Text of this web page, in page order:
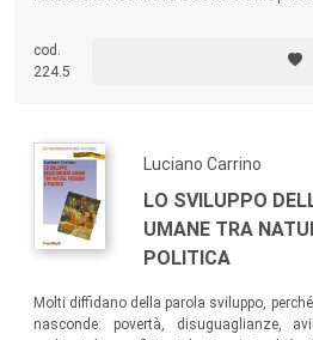
rare e l’impatto di queste sulle famiglie. Il
e proposte delle Associazioni che
superare le difficoltà rilevate.
cod.
224.5
Luciano Carrino
LO SVILUPPO
UMANE TRA
POLITICA
Molti diffidano della parola sviluppo,
nasconde: povertà, disuguaglianze,